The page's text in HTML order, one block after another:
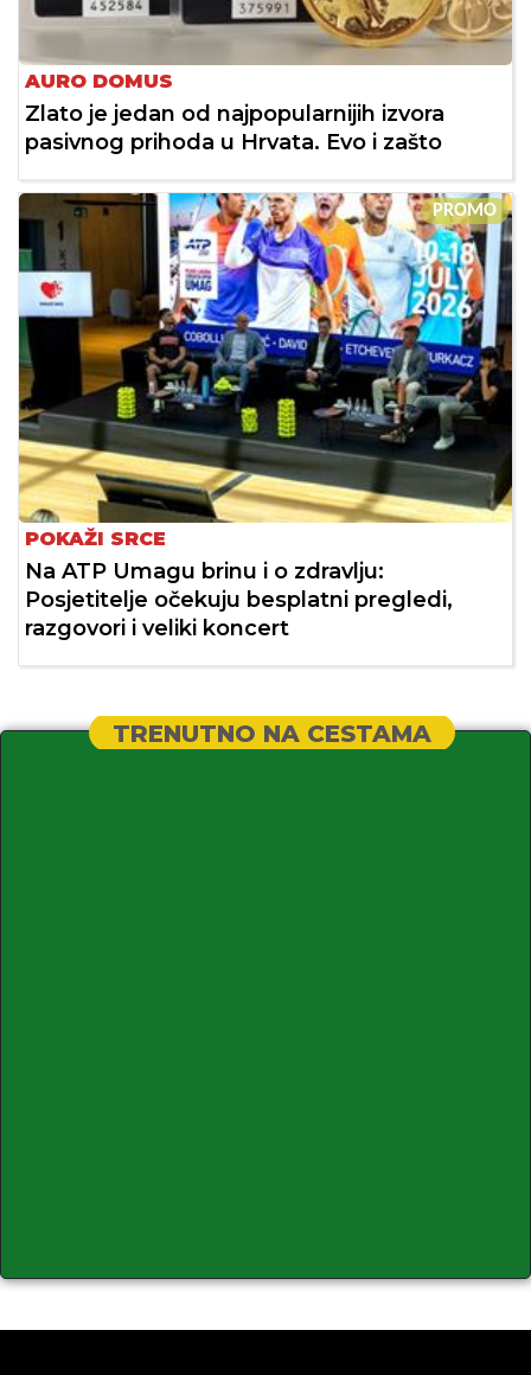
AURO DOMUS
Zlato je jedan od najpopularnijih izvora
pasivnog prihoda u Hrvata. Evo i zašto
PROMO
POKAŽI SRCE
Na ATP Umagu brinu i o zdravlju:
Posjetitelje očekuju besplatni pregledi,
razgovori i veliki koncert
TRENUTNO NA CESTAMA